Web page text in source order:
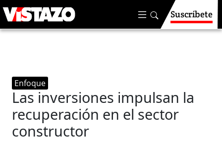
Suscríbete
Enfoque
Las inversiones impulsan la
recuperación en el sector
constructor